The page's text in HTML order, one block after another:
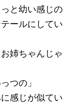
と幼い感じの
ールにしてい
姉ちゃんじゃ
つの」
感じが似てい